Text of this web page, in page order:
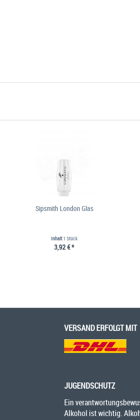
Sipsmith London Glas
Inhalt1 Stück
3,92 € *
VERSAND ERFOLGT MIT
JUGENDSCHUTZ
Ein
Alkohol ist wichtig.